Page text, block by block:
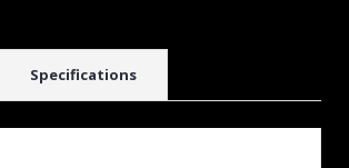
Specifications